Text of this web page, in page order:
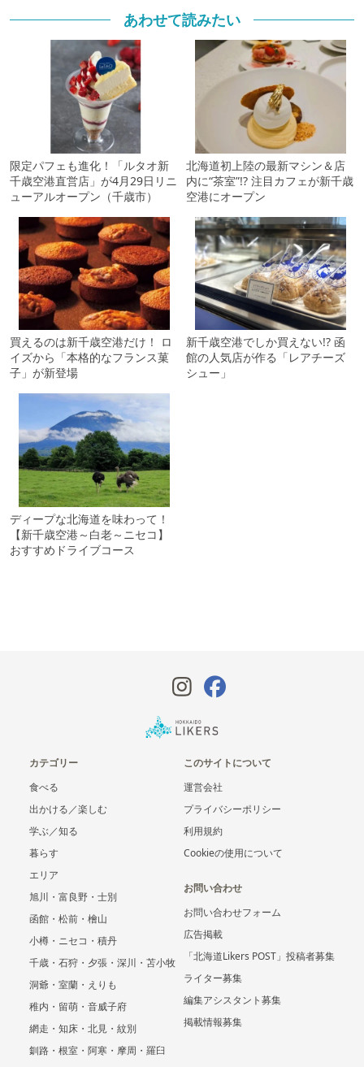
あわせて読みたい
限定パフェも進化！「ルタオ新
千歳空港直営店」が4月29日リニ
ューアルオープン（千歳市）
北海道初上陸の最新マシン＆店
内に“茶室”!? 注目カフェが新千歳
空港にオープン
買えるのは新千歳空港だけ！ ロ
イズから「本格的なフランス菓
子」が新登場
新千歳空港でしか買えない!? 函
館の人気店が作る「レアチーズ
シュー」
ディープな北海道を味わって！
【新千歳空港～白老～ニセコ】
おすすめドライブコース
カテゴリー
食べる
出かける／楽しむ
学ぶ／知る
暮らす
エリア
旭川・富良野・士別
函館・松前・檜山
小樽・ニセコ・積丹
千歳・石狩・夕張・深川・苫小牧
洞爺・室蘭・えりも
稚内・留萌・音威子府
網走・知床・北見・紋別
釧路・根室・阿寒・摩周・羅臼
このサイトについて
運営会社
プライバシーポリシー
利用規約
Cookieの使用について
お問い合わせ
お問い合わせフォーム
広告掲載
「北海道Likers POST」投稿者募集
ライター募集
編集アシスタント募集
掲載情報募集